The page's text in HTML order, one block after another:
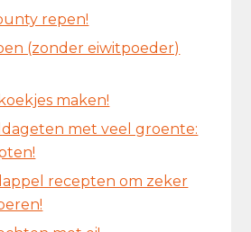
repen!
(zonder eiwitpoeder)
maken!
met veel groente:
recepten om zeker